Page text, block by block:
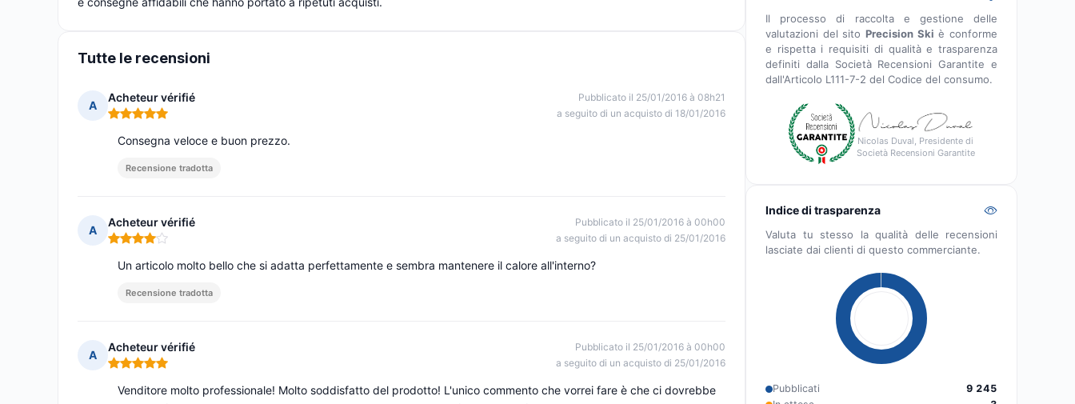
Tutte le recensioni
A
Acheteur vérifié
Nota: 5 su 5
Pubblicato il 25/01/2016 à 08h21
a seguito di un acquisto di 18/01/2016
Consegna veloce e buon prezzo.
Recensione tradotta
A
Acheteur vérifié
Nota: 4 su 5
Pubblicato il 25/01/2016 à 00h00
a seguito di un acquisto di 25/01/2016
Un articolo molto bello che si adatta perfettamente e sembra mantenere il calore all'interno?
Recensione tradotta
A
Acheteur vérifié
Nota: 5 su 5
Pubblicato il 25/01/2016 à 00h00
a seguito di un acquisto di 25/01/2016
Venditore molto professionale! Molto soddisfatto del prodotto! L'unico commento che vorrei fare è che ci dovrebbe
Il processo di raccolta e gestione delle
valutazioni del sito Precision Ski è conforme
e rispetta i requisiti di qualità e trasparenza
definiti dalla Società Recensioni Garantite e
dall'Articolo L111-7-2 del Codice del consumo.
Nicolas Duval, Presidente di
Società Recensioni Garantite
Indice di trasparenza
Valuta tu stesso la qualità delle recensioni
lasciate dai clienti di questo commerciante.
Pubblicati
9 245